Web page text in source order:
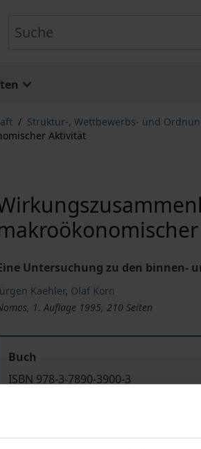
/ Struktur-, Wettbewerbs- und
Aktivität
Untersuchung zu den binnen-
Kaehler, Olaf Korn
1. Auflage 1995, 210 Seiten
Buch
ISBN 978-3-7890-3900-3